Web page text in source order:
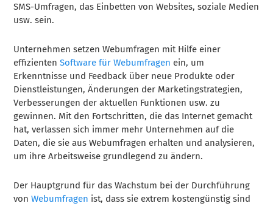
SMS-Umfragen, das Einbetten von Websites, soziale Medien
usw. sein.
Unternehmen setzen Webumfragen mit Hilfe einer
effizientenSoftware für Webumfragen ein, um
Erkenntnisse und Feedback über neue Produkte oder
Dienstleistungen, Änderungen der Marketingstrategien,
Verbesserungen der aktuellen Funktionen usw. zu
gewinnen. Mit den Fortschritten, die das Internet gemacht
hat, verlassen sich immer mehr Unternehmen auf die
Daten, die sie aus Webumfragen erhalten und analysieren,
um ihre Arbeitsweise grundlegend zu ändern.
Der Hauptgrund für das Wachstum bei der Durchführung
vonWebumfragen ist, dass sie extrem kostengünstig sind